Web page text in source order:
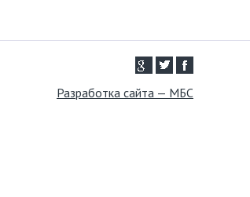
Разработка сайта — МБС